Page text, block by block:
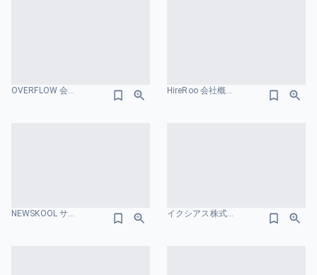
OVERFLOW 会社概要のスライドデザイン HireRoo 会社概要のスライドデザイン
NEWSKOOL サービス紹介資料 会社概要のスライドデザイン イクシアス株式会社 会社紹介資料 メンバーのスライドデザイン